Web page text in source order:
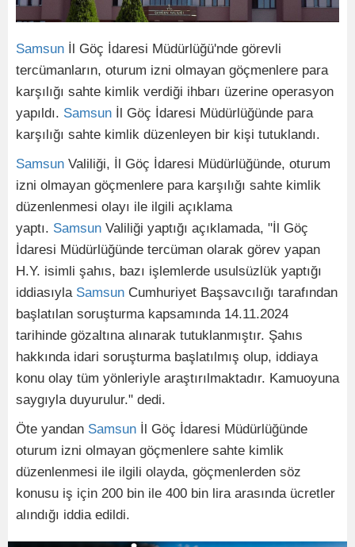
Samsun İl Göç İdaresi Müdürlüğü'nde görevli
tercümanların, oturum izni olmayan göçmenlere para
karşılığı sahte kimlik verdiği ihbarı üzerine operasyon
yapıldı. Samsun İl Göç İdaresi Müdürlüğünde para
karşılığı sahte kimlik düzenleyen bir kişi tutuklandı.
Samsun Valiliği, İl Göç İdaresi Müdürlüğünde, oturum
izni olmayan göçmenlere para karşılığı sahte kimlik
düzenlenmesi olayı ile ilgili açıklama
yaptı. Samsun Valiliği yaptığı açıklamada, "İl Göç
İdaresi Müdürlüğünde tercüman olarak görev yapan
H.Y. isimli şahıs, bazı işlemlerde usulsüzlük yaptığı
iddiasıyla Samsun Cumhuriyet Başsavcılığı tarafından
başlatılan soruşturma kapsamında 14.11.2024
tarihinde gözaltına alınarak tutuklanmıştır. Şahıs
hakkında idari soruşturma başlatılmış olup, iddiaya
konu olay tüm yönleriyle araştırılmaktadır. Kamuoyuna
saygıyla duyurulur." dedi.
Öte yandan Samsun İl Göç İdaresi Müdürlüğünde
oturum izni olmayan göçmenlere sahte kimlik
düzenlenmesi ile ilgili olayda, göçmenlerden söz
konusu iş için 200 bin ile 400 bin lira arasında ücretler
alındığı iddia edildi.